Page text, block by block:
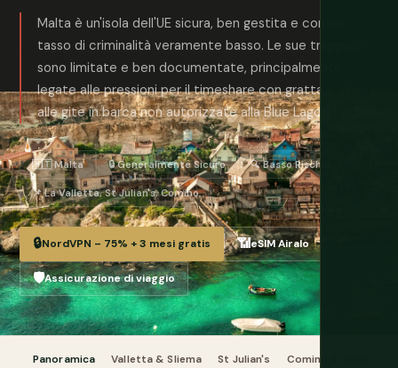
Malta è un'isola dell'UE sicura, ben gestita e con un
tasso di criminalità veramente basso. Le sue trappole
sono limitate e ben documentate, principalmente
legate alle pressioni per il timeshare con gratta e vinci e
alle gite in barca non autorizzate alla Blue Lagoon.
🇲🇹 Malta 🔒 Generalmente Sicuro 🔍 Basso Rischio
📌 La Valletta, St Julian's, Comino
🔒NordVPN – 75% + 3 mesi gratis 📶eSIM Airalo
🛡️Assicurazione di viaggio
Panoramica Valletta & Sliema St Julian's Comino & Gozo